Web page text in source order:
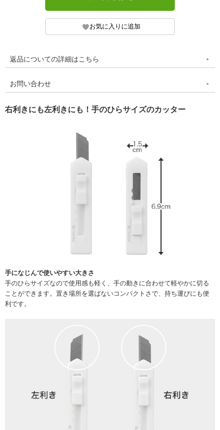
返品についての詳細はこちら
お問い合わせ
右利きにも左利きにも！手のひらサイズのカッター
手になじんで使いやすい大きさ
手のひらサイズなので使用感も軽く、手の動きに合わせて軽やかに切る
ことができます。置き場所を選ばないコンパクトさで、持ち運びにも便
利です。